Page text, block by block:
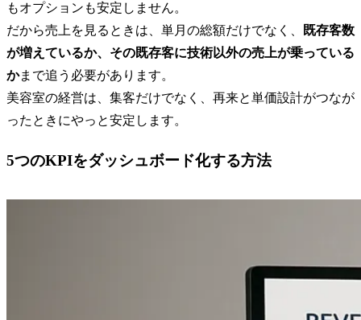
もオプションも安定しません。
だから売上を見るときは、単月の総額だけでなく、
既存客数
が増えているか、その既存客に技術以外の売上が乗っている
かまで追う必要があります。
美容室の経営は、集客だけでなく、再来と単価設計がつなが
ったときにやっと安定します。
5つのKPIをダッシュボード化する方法